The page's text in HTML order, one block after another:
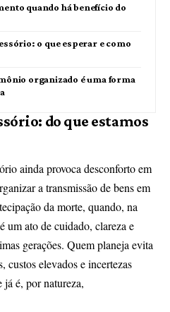
quando há benefício do
o que esperar e como
organizado é uma forma
do que estamos
ainda provoca desconforto em
a transmissão de bens em
da morte, quando, na
um ato de cuidado, clareza e
gerações. Quem planeja evita
custos elevados e incertezas
é, por natureza,